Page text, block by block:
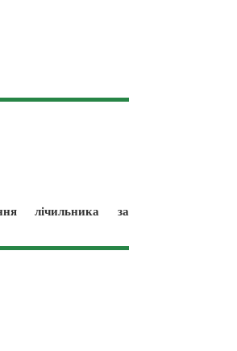
лічильника за